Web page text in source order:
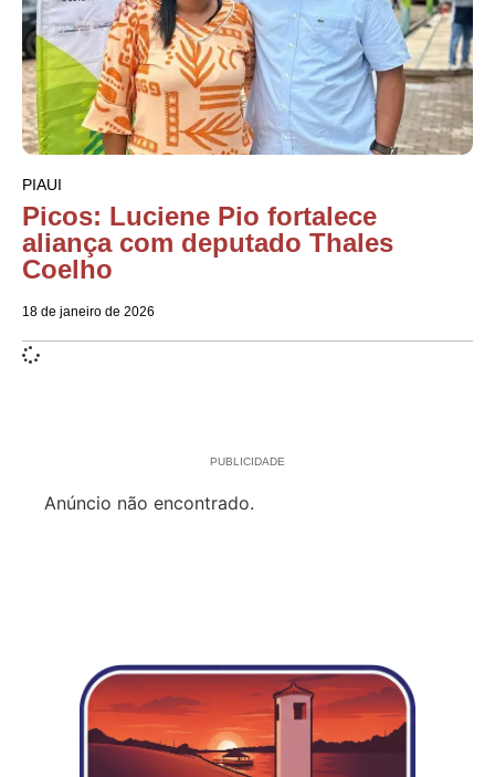
PIAUI
Picos: Luciene Pio fortalece
aliança com deputado Thales
Coelho
18 de janeiro de 2026
PUBLICIDADE
Anúncio não encontrado.